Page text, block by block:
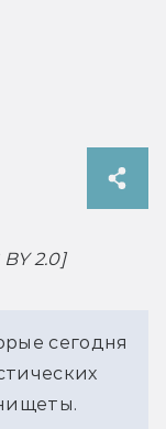
2.0]
сегодня